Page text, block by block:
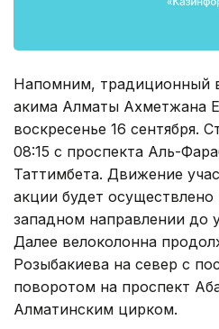
Напомним, традиционный
акима Алматы Ахметжана
воскресенье 16 сентября.
08:15 с проспекта Аль-
Таттимбета. Движение
акции будет осуществлено
западном направлении до
Далее велоколонна
Розыбакиева на север с
поворотом на проспект
Алматинским цирком.